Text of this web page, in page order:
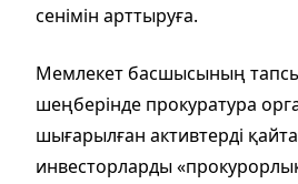
сенімін арттыруға.
Мемлекет басшысының
шеңберінде прокуратура
шығарылған активтерді
инвесторларды